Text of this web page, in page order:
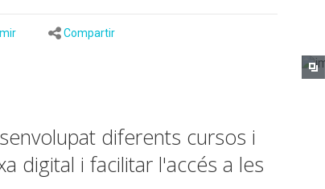
Compartir
diferents cursos i
digital i facilitar l'accés a les